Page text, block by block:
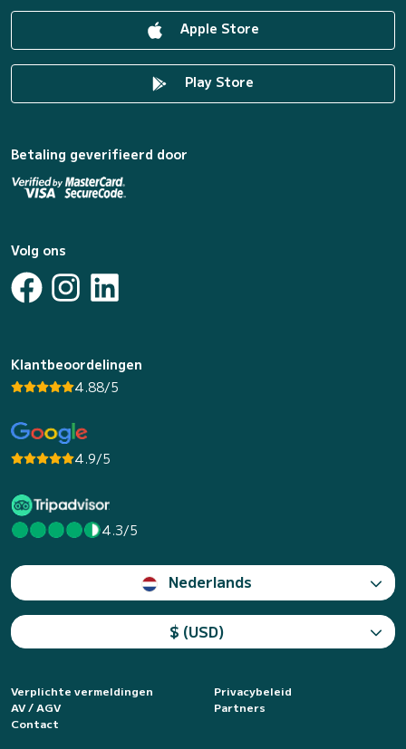
Apple Store
Play Store
Betaling geverifieerd door
Volg ons
Klantbeoordelingen
4.88/5
4.9/5
4.3/5
Nederlands
$ (USD)
Verplichte vermeldingen
Privacybeleid
AV / AGV
Partners
Contact